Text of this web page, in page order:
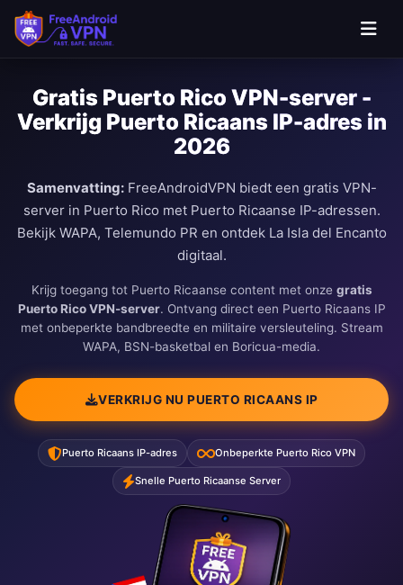
Ga naar hoofdinhoud
Gratis Puerto Rico VPN-server -
Verkrijg Puerto Ricaans IP-adres in
2026
Samenvatting:FreeAndroidVPN biedt een gratis VPN-
server in Puerto Rico met Puerto Ricaanse IP-adressen.
Bekijk WAPA, Telemundo PR en ontdek La Isla del Encanto
digitaal.
Krijg toegang tot Puerto Ricaanse content met onze gratis
Puerto Rico VPN-server. Ontvang direct een Puerto Ricaans IP
met onbeperkte bandbreedte en militaire versleuteling. Stream
WAPA, BSN-basketbal en Boricua-media.
VERKRIJG NU PUERTO RICAANS IP
Puerto Ricaans IP-adres Onbeperkte Puerto Rico VPN
Snelle Puerto Ricaanse Server